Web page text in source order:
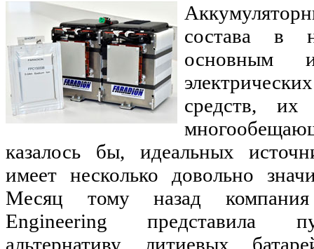
состава в
основным
средств, их
казалось бы, идеальных
имеет несколько довольно
Месяц тому назад
Engineering представила
альтернативу литиевых